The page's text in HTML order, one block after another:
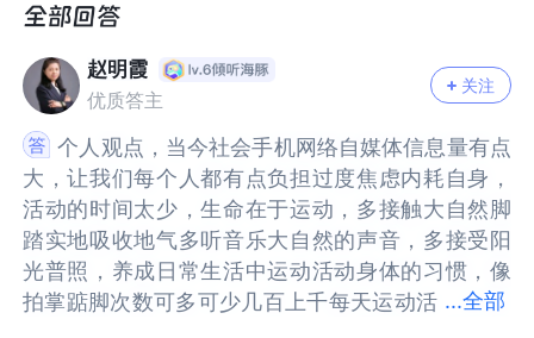
找ai聊过说可能是高中被孤立导致的，因为在发现我
被孤立之前我其实是个钝感力很强的人，被孤立也
是我自己的原因，因为我自己都很讨厌自己，然后
呢，有一次午睡起来因为网课被骗的合同纠纷，那
个老师给我发信息，加上我要出门找不到钥匙了就
突然哭了，呼吸急促全身发软手还在发抖，不过很
短，只有几分钟就好了，那种难过的时候，有过那
种怎么还不去死啊那种很机械没有实际意义的念
叨，但更多时候的是想让我的幻想朋友代替我活下
去，然后我自己躲进幻想世界里一直沉睡下去，我
说可能是高中被孤立导致的，因为在发现我被孤立
之前我其实是个钝感力很强的人，被孤立也是我自
己的原因，因为我自己都很讨厌自己，然后呢，有
一次午睡起来因为网课被骗的合同纠纷，那个老师
给我发信息，加上我要出门找不到钥匙了就突然哭
了，呼吸急促全身发软手还在发抖，不过很短，只
有几分钟就好了，那种难过的时候，有过那种怎么
还不去死啊那种很机械没有实际意义的念叨，但更
多时候的是想让我的幻想朋友代替我活下去，然后
我自己躲进幻想世界里一直沉睡下去，我知道他们
赵明霞
优质答主
关注
...全部
个人观点，当今社会手机网络自媒体信息量有点
大，让我们每个人都有点负担过度焦虑内耗自身，
活动的时间太少，生命在于运动，多接触大自然脚
踏实地吸收地气多听音乐大自然的声音，多接受阳
光普照，养成日常生活中运动活动身体的习惯，像
拍掌踮脚次数可多可少几百上千每天运动活
个人观点，当今社会手机网络自媒体信息量有点
大，让我们每个人都有点负担过度焦虑内耗自身，
活动的时间太少，生命在于运动，多接触大自然脚
踏实地吸收地气多听音乐大自然的声音，多接受阳
光普照，养成日常生活中运动活动身体的习惯，像
拍掌踮脚次数可多可少几百上千每天运动活动身体